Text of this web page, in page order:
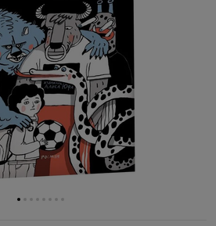
01 234567